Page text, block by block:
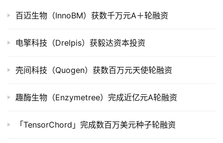
组
公
上
市
创
百迈生物（InnoBM）获数千万元A＋轮融资
电擎科技（Drelpis）获毅达资本投资
壳间科技（Quogen）获数百万元天使轮融资
趣酶生物（Enzymetree）完成近亿元A轮融资
「TensorChord」完成数百万美元种子轮融资